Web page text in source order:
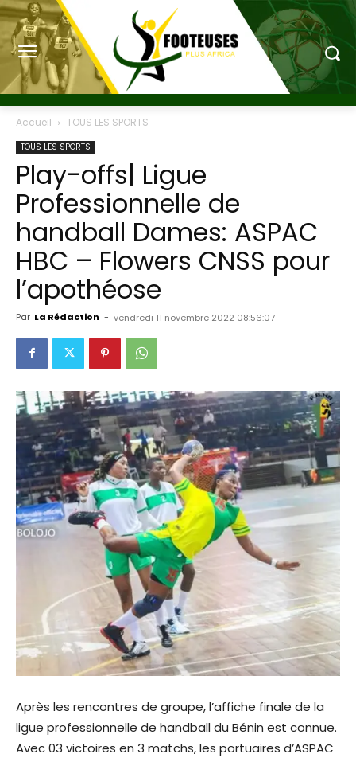
Accueil TOUS LES SPORTS
TOUS LES SPORTS
Play-offs| Ligue
Professionnelle de
handball Dames: ASPAC
HBC – Flowers CNSS pour
l’apothéose
Par La Rédaction - vendredi 11 novembre 2022 08:56:07
Après les rencontres de groupe, l’affiche finale de la
ligue professionnelle de handball du Bénin est connue.
Avec 03 victoires en 3 matchs, les portuaires d’ASPAC